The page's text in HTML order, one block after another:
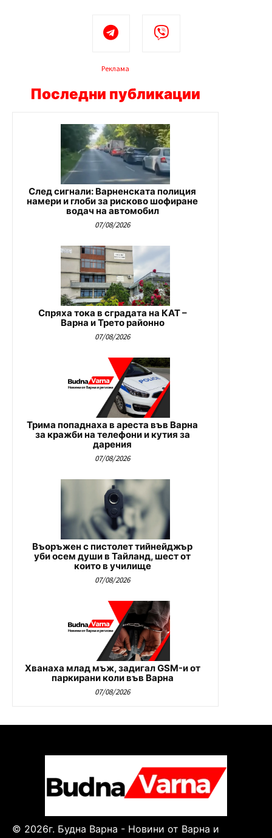
Реклама
Последни публикации
След сигнали: Варненската полиция
намери и глоби за рисково шофиране
водач на автомобил
07/08/2026
Спряха тока в сградата на КАТ –
Варна и Трето районно
07/08/2026
Трима попаднаха в ареста във Варна
за кражби на телефони и кутия за
дарения
07/08/2026
Въоръжен с пистолет тийнейджър
уби осем души в Тайланд, шест от
които в училище
07/08/2026
Хванаха млад мъж, задигал GSM-и от
паркирани коли във Варна
07/08/2026
© 2026г. Будна Варна - Новини от Варна и